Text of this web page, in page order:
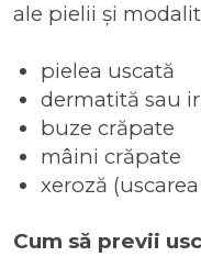
ale pielii și
pielea uscată
dermatită sau
buze crăpate
mâini crăpate
xeroză
Cum să previi